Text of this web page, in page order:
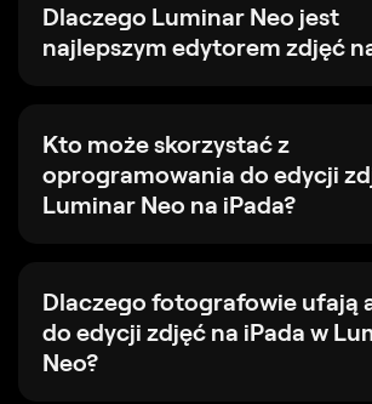
Dlaczego Luminar Neo jest
najlepszym edytorem zdjęć
Kto może skorzystać z
oprogramowania do edycji
Luminar Neo na iPada?
Dlaczego fotografowie ufają
do edycji zdjęć na iPada w
Neo?